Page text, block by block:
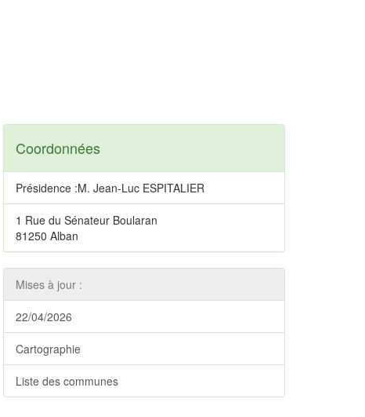
Coordonnées
Présidence :M. Jean-Luc ESPITALIER
1 Rue du Sénateur Boularan
81250 Alban
Mises à jour :
22/04/2026
Cartographie
Liste des communes